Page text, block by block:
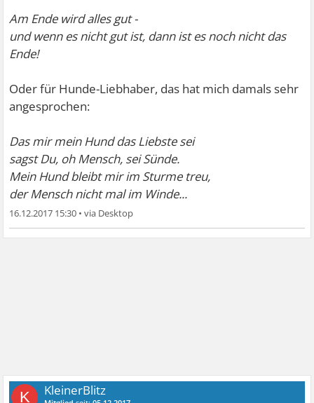
Am Ende wird alles gut -
und wenn es nicht gut ist, dann ist es noch nicht das
Ende!
Oder für Hunde-Liebhaber, das hat mich damals sehr
angesprochen:
Das mir mein Hund das Liebste sei
sagst Du, oh Mensch, sei Sünde.
Mein Hund bleibt mir im Sturme treu,
der Mensch nicht mal im Winde...
16.12.2017 15:30 •
K KleinerBlitz